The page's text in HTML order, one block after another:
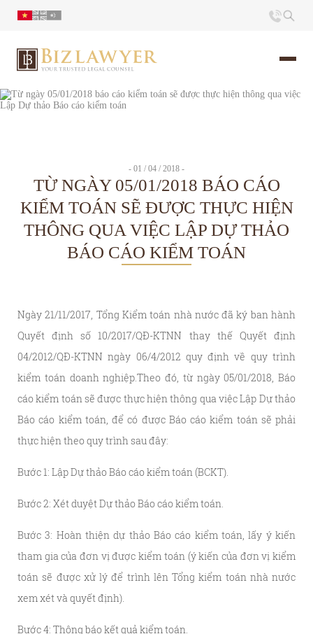
Trang chủ
Ấn phẩm
Tin Tức
- 01 / 04 / 2018 -
TỪ NGÀY 05/01/2018 BÁO CÁO
KIỂM TOÁN SẼ ĐƯỢC THỰC HIỆN
THÔNG QUA VIỆC LẬP DỰ THẢO
BÁO CÁO KIỂM TOÁN
Ngày 21/11/2017, Tổng Kiểm toán nhà nước đã ký ban hành
Quyết định số 10/2017/QĐ-KTNN thay thế Quyết định
04/2012/QĐ-KTNN ngày 06/4/2012 quy định về quy trình
kiểm toán doanh nghiệp.Theo đó, từ ngày 05/01/2018, Báo
cáo kiểm toán sẽ được thực hiện thông qua việc Lập Dự thảo
Báo cáo kiểm toán, để có được Báo cáo kiểm toán sẽ phải
thực hiện theo quy trình sau đây:
Bước 1: Lập Dự thảo Báo cáo kiểm toán (BCKT).
Bước 2: Xét duyệt Dự thảo Báo cáo kiểm toán.
Bước 3: Hoàn thiện dự thảo Báo cáo kiểm toán, lấy ý kiến
tham gia của đơn vị được kiểm toán (ý kiến của đơn vị kiểm
toán sẽ được xử lý để trình lên Tổng kiểm toán nhà nước
xem xét và quyết định).
Bước 4: Thông báo kết quả kiểm toán.